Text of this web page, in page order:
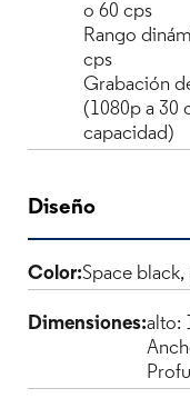
o 60 cps
Rango
cps​​​​​​​
Grabación
(1080p a 30
capacidad)
Diseño
Color:Space black,
Dimensiones:alto: